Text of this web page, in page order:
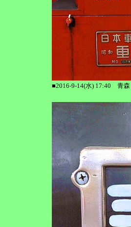
■2016-9-14(水) 17:40 青